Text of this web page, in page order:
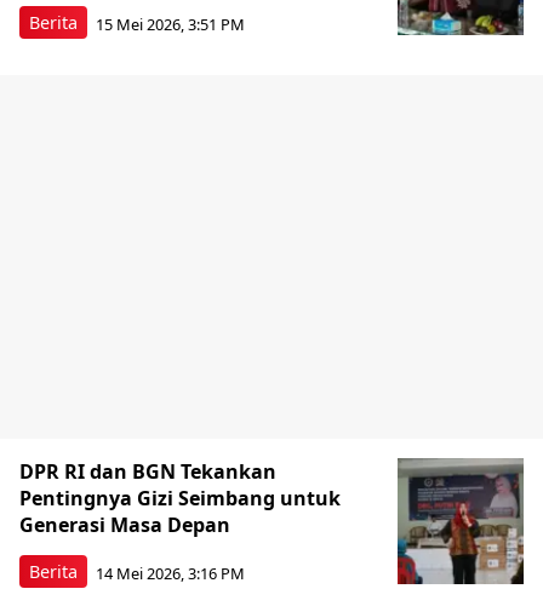
Berita 15 Mei 2026, 3:51 PM
Berita
DPR RI dan BGN Tekankan
Pentingnya Gizi Seimbang untuk
Generasi Masa Depan
14 Mei 2026, 3:16 PM